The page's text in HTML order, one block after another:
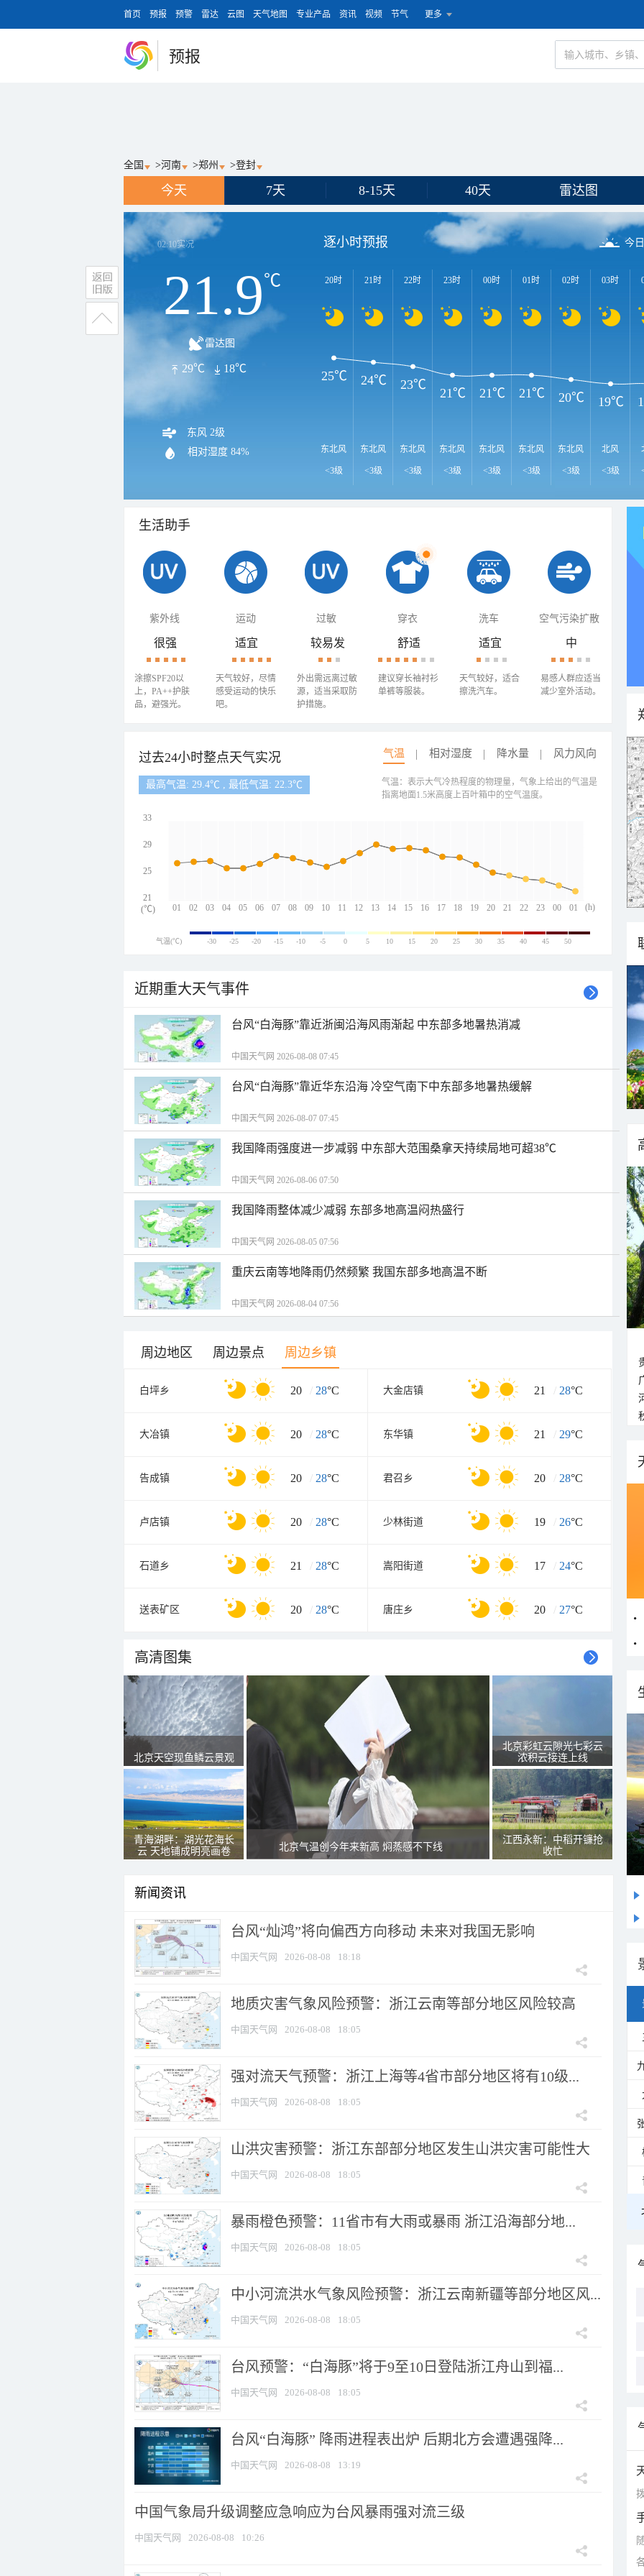
首页 预报 预警 雷达 云图 天气地图 专业产品 资讯 视频 节气 更多
预报
全国 >河南 >郑州 >登封
今天 7天 8-15天 40天 雷达图
02:10实况
21.9℃
雷达图
29℃ 18℃
东风 2级
相对湿度 84%
逐小时预报 今
20时
东北风
<3级
21时
东北风
<3级
22时
东北风
<3级
23时
东北风
<3级
00时
东北风
<3级
01时
东北风
<3级
02时
东北风
<3级
03时
北风
<3级
25℃ 24℃ 23℃
21℃ 21℃ 21℃ 20℃ 19℃
生活助手
紫外线 运动 过敏 穿衣 洗车 空气污染扩散
很强
涂擦SPF20以
上，PA++护肤
品，避强光。
适宜
天气较好，尽情
感受运动的快乐
吧。
较易发
外出需远离过敏
源，适当采取防
护措施。
舒适
建议穿长袖衬衫
单裤等服装。
适宜
天气较好，适合
擦洗汽车。
中
易感人群应适当
减少室外活动。
过去24小时整点天气实况 气温 相对湿度 降水量 风力风向
最高气温: 29.4℃ , 最低气温: 22.3℃
01 02 03 04 05 06 07 08 09 10 11 12 13 14 15 16 17 18 19 20 21 22 23 00 01
33
29
25
21
(h)
(℃)
气温：表示大气冷热程度的物理量，气象上给出的气温是
指离地面1.5米高度上百叶箱中的空气温度。
气温(℃) -30 -25 -20 -15 -10 -5 0 5 10 15 20 25 30 35 40 45 50
近期重大天气事件
台风“白海豚”靠近浙闽沿海风雨渐起 中东部多地暑热消减
中国天气网 2026-08-08 07:45
台风“白海豚”靠近华东沿海 冷空气南下中东部多地暑热缓解
中国天气网 2026-08-07 07:45
我国降雨强度进一步减弱 中东部大范围桑拿天持续局地可超38℃
中国天气网 2026-08-06 07:50
我国降雨整体减少减弱 东部多地高温闷热盛行
中国天气网 2026-08-05 07:56
重庆云南等地降雨仍然频繁 我国东部多地高温不断
中国天气网 2026-08-04 07:56
周边地区 周边景点 周边乡镇
白坪乡 20 / 28°C 大金店镇 21 / 28°C
大冶镇 20 / 28°C 东华镇 21 / 29°C
告成镇 20 / 28°C 君召乡 20 / 28°C
卢店镇 20 / 28°C 少林街道 19 / 26°C
石道乡 21 / 28°C 嵩阳街道 17 / 24°C
送表矿区 20 / 28°C 唐庄乡 20 / 27°C
高清图集
北京天空现鱼鳞云景观
青海湖畔：湖光花海长
云 天地铺成明亮画卷
北京气温创今年来新高 焖蒸感不下线
北京彩虹云隙光七彩云
浓积云接连上线
江西永新：中稻开镰抢
收忙
新闻资讯
台风“灿鸿”将向偏西方向移动 未来对我国无影响
中国天气网 2026-08-08 18:18
地质灾害气象风险预警：浙江云南等部分地区风险较高
中国天气网 2026-08-08 18:05
强对流天气预警：浙江上海等4省市部分地区将有10级...
中国天气网 2026-08-08 18:05
山洪灾害预警：浙江东部部分地区发生山洪灾害可能性大
中国天气网 2026-08-08 18:05
暴雨橙色预警：11省市有大雨或暴雨 浙江沿海部分地...
中国天气网 2026-08-08 18:05
中小河流洪水气象风险预警：浙江云南新疆等部分地区风...
中国天气网 2026-08-08 18:05
台风预警：“白海豚”将于9至10日登陆浙江舟山到福...
中国天气网 2026-08-08 18:05
台风“白海豚” 降雨进程表出炉 后期北方会遭遇强降...
中国天气网 2026-08-08 13:19
中国气象局升级调整应急响应为台风暴雨强对流三级
中国天气网 2026-08-08 10:26